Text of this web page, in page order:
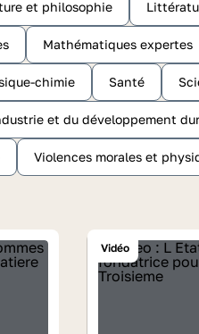
et philosophie
Mathématiques expertes
chimie Santé
et du développement
Violences morales et
Vidéo